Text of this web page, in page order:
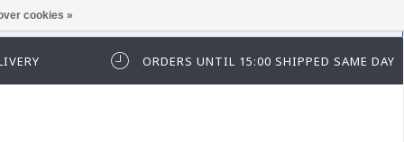
in te loggen of te registeren.
ORDERS UNTIL 15:00 SHIPPED SAME DAY
cookies »